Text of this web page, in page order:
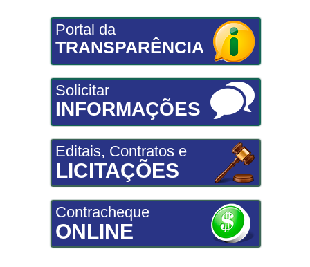
Portal da
TRANSPARÊNCIA
Solicitar
INFORMAÇÕES
Editais, Contratos e
LICITAÇÕES
Contracheque
ONLINE